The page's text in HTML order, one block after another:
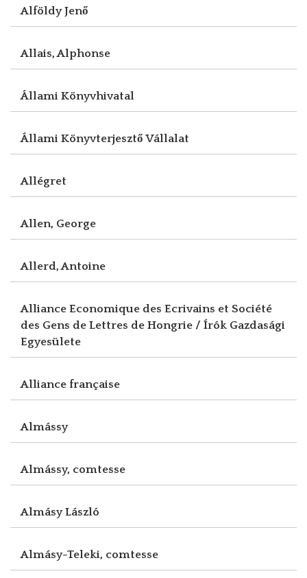
Alföldy Jenő
Allais, Alphonse
Állami Könyvhivatal
Állami Könyvterjesztő Vállalat
Allégret
Allen, George
Allerd, Antoine
Alliance Economique des Ecrivains et Société
des Gens de Lettres de Hongrie / Írók Gazdasági
Egyesülete
Alliance française
Almássy
Almássy, comtesse
Almásy László
Almásy-Teleki, comtesse